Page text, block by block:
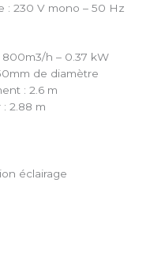
: 230 V mono – 50 Hz
800m3/h – 0.37 kW
de diamètre
: 2.6 m
2.88 m
éclairage